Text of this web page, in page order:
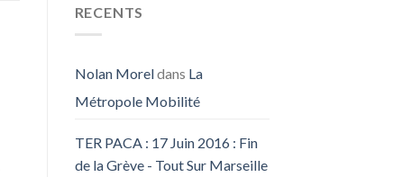
RECENTS
Nolan Moreldans La
Métropole Mobilité
TER PACA : 17 Juin 2016 : Fin
de la Grève - Tout Sur Marseille